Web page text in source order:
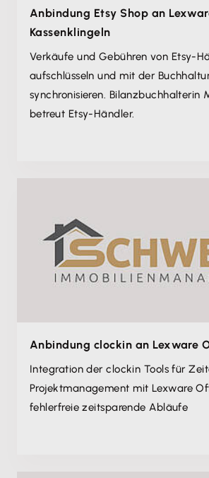
Anbindung Etsy Shop an
Kassenklingeln
Verkäufe und Gebühren von Etsy-
aufschlüsseln und mit der
synchronisieren. Bilanzbuchhalterin
betreut Etsy-Händler.
Anbindung clockin an Lexware
Integration der clockin Tools für
Projektmanagement mit Lexware
fehlerfreie zeitsparende Abläufe